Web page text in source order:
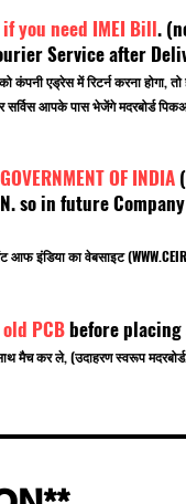
if you need IMEI Bill.
Service after
आपको कंपनी एड्रेस में रिटर्न करना
सर्विस आपके पास भेजेंगे
OF INDIA
so in future
आफ इंडिया का वेबसाइट (
PCBbefore
मैच कर ले, (उदाहरण स्वरूप